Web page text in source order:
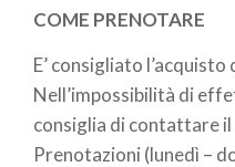
Viridarum, la Basilica
Solario, il Coro delle
cinquecentesca di
rinascimentale.
COME PRENOTARE
E’ consigliato
Nell’impossibilità di
consiglia di contattare il
Prenotazioni (lunedì –